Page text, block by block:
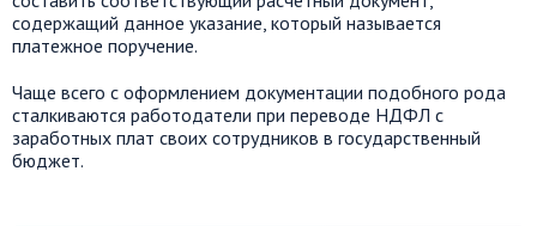
содержащий данное указание, который называется
платежное поручение.
Чаще всего с оформлением документации подобного рода
сталкиваются работодатели при переводе НДФЛ с
заработных плат своих сотрудников в государственный
бюджет.